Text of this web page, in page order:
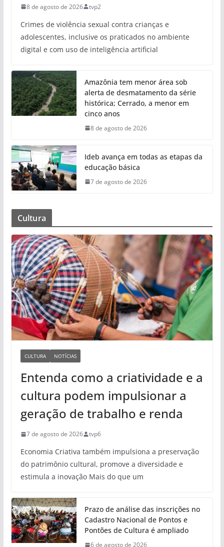
8 de agosto de 2026 tvp2
Crimes de violência sexual contra crianças e
adolescentes, inclusive os praticados no ambiente
digital e com uso de inteligência artificial
Amazônia tem menor área sob
alerta de desmatamento da série
histórica; Cerrado, a menor em
cinco anos
8 de agosto de 2026
Ideb avança em todas as etapas da
educação básica
7 de agosto de 2026
Cultura
CULTURA NOTÍCIAS
Entenda como a criatividade e a
cultura podem impulsionar a
geração de trabalho e renda
7 de agosto de 2026 tvp6
Economia Criativa também impulsiona a preservação
do patrimônio cultural, promove a diversidade e
estimula a inovação Mais do que um
Prazo de análise das inscrições no
Cadastro Nacional de Pontos e
Pontões de Cultura é ampliado
6 de agosto de 2026